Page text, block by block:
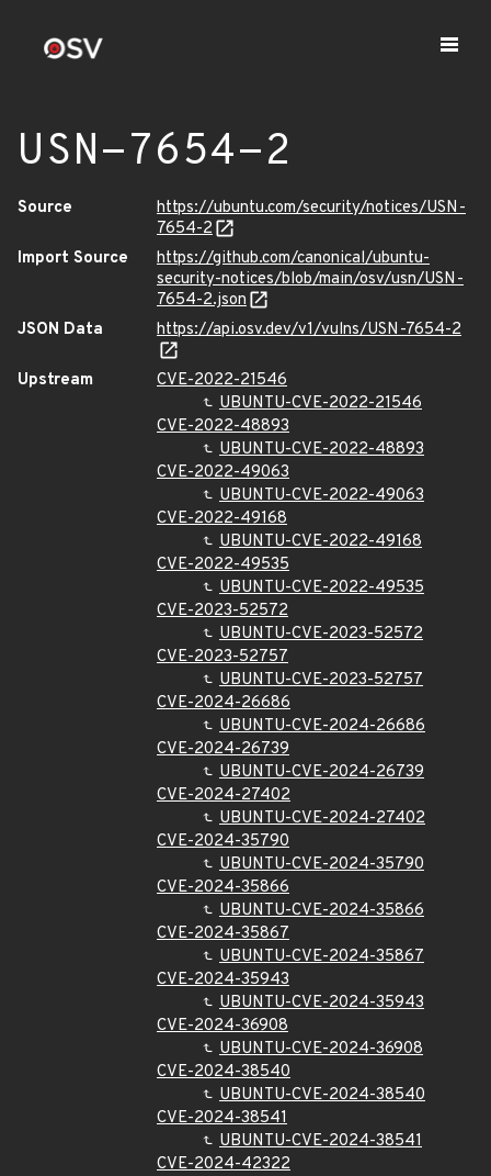
USN-7654-2
Source
https://ubuntu.com/security/notices/USN-
7654-2
Import Source
https://github.com/canonical/ubuntu-
security-notices/blob/main/osv/usn/USN-
7654-2.json
JSON Data
https://api.osv.dev/v1/vulns/USN-7654-2
Upstream
CVE-2022-21546
UBUNTU-CVE-2022-21546
CVE-2022-48893
UBUNTU-CVE-2022-48893
CVE-2022-49063
UBUNTU-CVE-2022-49063
CVE-2022-49168
UBUNTU-CVE-2022-49168
CVE-2022-49535
UBUNTU-CVE-2022-49535
CVE-2023-52572
UBUNTU-CVE-2023-52572
CVE-2023-52757
UBUNTU-CVE-2023-52757
CVE-2024-26686
UBUNTU-CVE-2024-26686
CVE-2024-26739
UBUNTU-CVE-2024-26739
CVE-2024-27402
UBUNTU-CVE-2024-27402
CVE-2024-35790
UBUNTU-CVE-2024-35790
CVE-2024-35866
UBUNTU-CVE-2024-35866
CVE-2024-35867
UBUNTU-CVE-2024-35867
CVE-2024-35943
UBUNTU-CVE-2024-35943
CVE-2024-36908
UBUNTU-CVE-2024-36908
CVE-2024-38540
UBUNTU-CVE-2024-38540
CVE-2024-38541
UBUNTU-CVE-2024-38541
CVE-2024-42322